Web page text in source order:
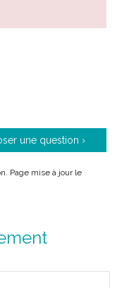
une question ›
Page mise à jour le